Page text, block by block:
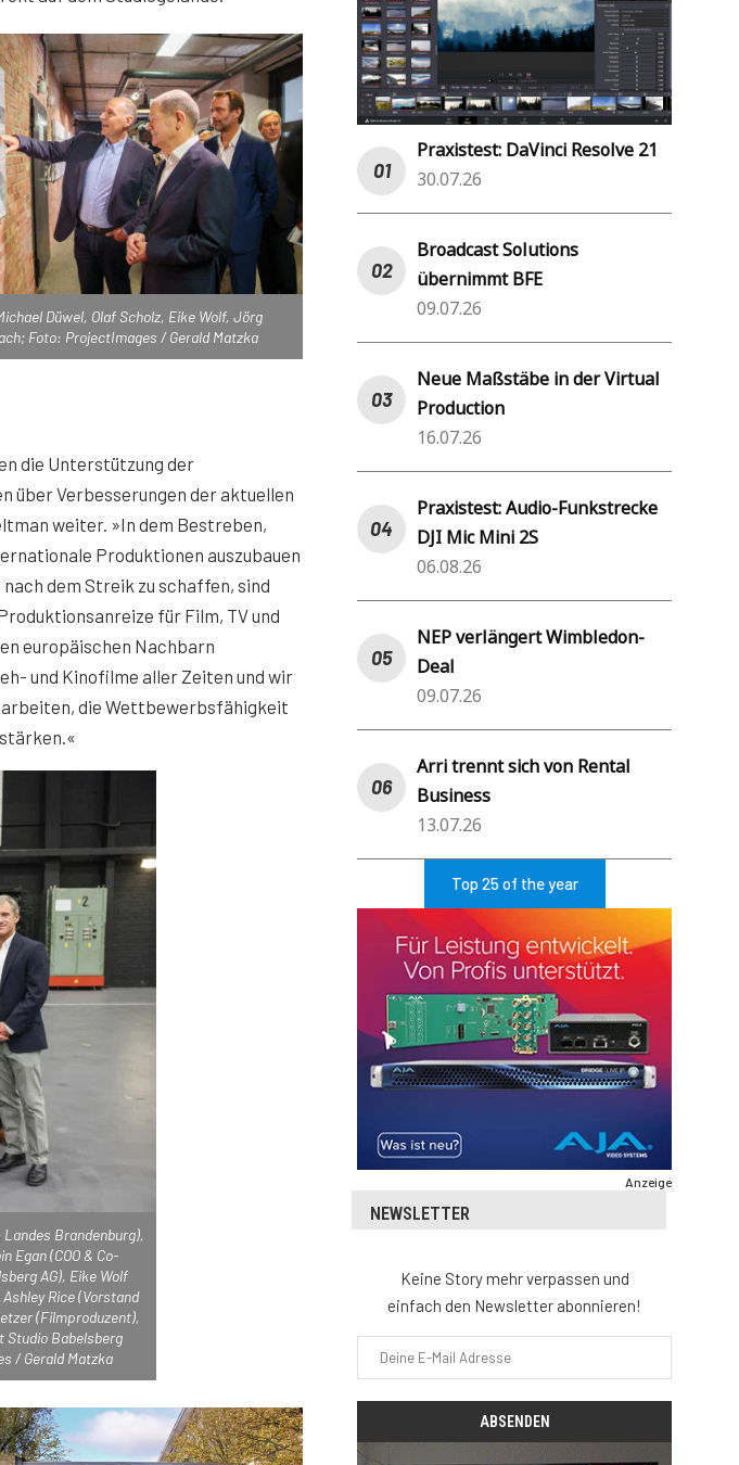
Düwel, Olaf Scholz, Eike Wolf, Jörg
Foto: ProjectImages / Gerald Matzka
die Unterstützung der
über Verbesserungen der aktuellen
weiter. »In dem Bestreben,
Produktionen auszubauen
dem Streik zu schaffen, sind
für Film, TV und
europäischen Nachbarn
und Kinofilme aller Zeiten und wir
arbeiten, die Wettbewerbsfähigkeit
Brandenburg),
Egan (COO & Co-
AG), Eike Wolf
Rice (Vorstand
(Filmproduzent),
Studio Babelsberg
/ Gerald Matzka
Praxistest: DaVinci Resolve 21
30.07.26
Broadcast Solutions
übernimmt BFE
09.07.26
Neue Maßstäbe in der Virtual
Production
16.07.26
Praxistest: Audio-Funkstrecke
DJI Mic Mini 2S
06.08.26
NEP verlängert Wimbledon-
Deal
09.07.26
Arri trennt sich von Rental
Business
13.07.26
Top 25 of the year
Anzeige
NEWSLETTER
Keine Story mehr verpassen und
einfach den Newsletter abonnieren!